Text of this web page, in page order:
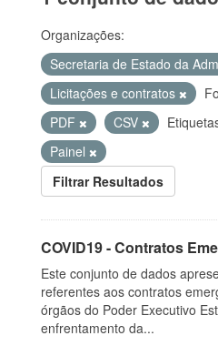
Organizações:
Secretaria de Estado da
Licitações e contratos
PDF
CSV
Painel
Filtrar Resultados
COVID19 - Contratos
Este conjunto de dados
referentes aos contratos
órgãos do Poder Executivo
enfrentamento da...